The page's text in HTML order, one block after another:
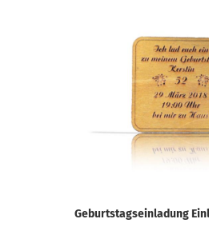
Geburtstagseinladung